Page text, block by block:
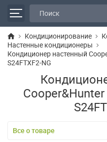
Кондиционирование
Настенные кондиционеры
Кондиционер настенный
S24FTXF2-NG
Все о товаре